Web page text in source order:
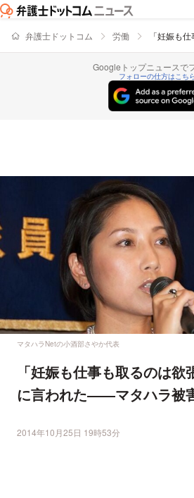
弁護士ドットコム 労働 「妊娠も
Googleトップニュースで
フォローの仕方はこち
マタハラNetの小酒部さやか代表
「妊娠も仕事も取るのは
に言われた――マタハラ被
2014年10月25日 19時53分